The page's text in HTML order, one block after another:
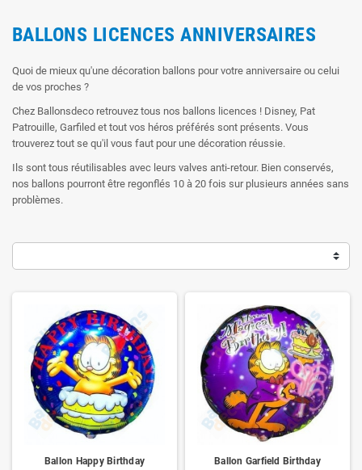
BALLONS LICENCES ANNIVERSAIRES
Quoi de mieux qu'une décoration ballons pour votre anniversaire ou celui
de vos proches ?
Chez Ballonsdeco retrouvez tous nos ballons licences ! Disney, Pat
Patrouille, Garfiled et tout vos héros préférés sont présents. Vous
trouverez tout se qu'il vous faut pour une décoration réussie.
Ils sont tous réutilisables avec leurs valves anti-retour. Bien conservés,
nos ballons pourront être regonflés 10 à 20 fois sur plusieurs années sans
problèmes.
Ballon Happy Birthday
Ballon Garfield Birthday